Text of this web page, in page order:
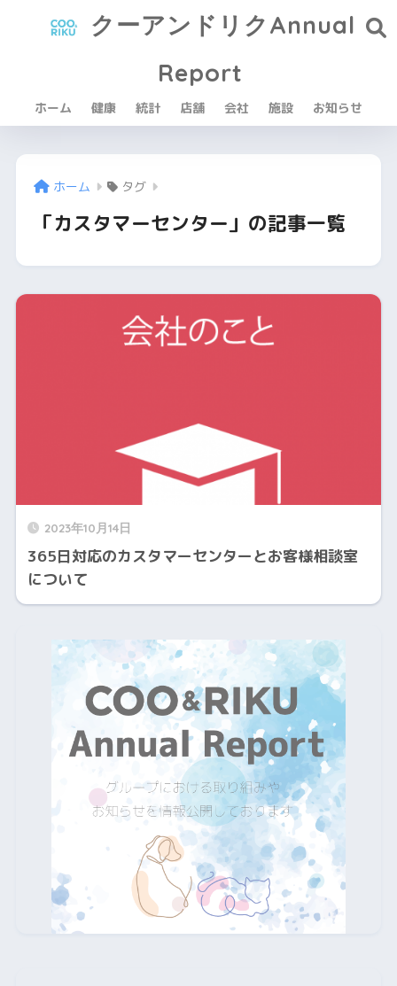
クーアンドリクAnnual
Report
ホーム 健康 統計 店舗 会社 施設 お知らせ
ホーム タグ
「カスタマーセンター」の記事一覧
2023年10月14日
365日対応のカスタマーセンターとお客様相談室
について